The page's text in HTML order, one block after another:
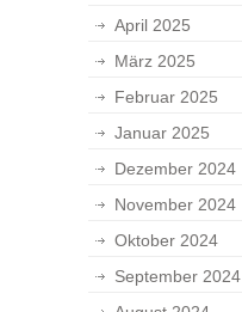
April 2025
März 2025
Februar 2025
Januar 2025
Dezember 2024
November 2024
Oktober 2024
September 2024